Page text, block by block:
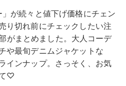
が続々と値下げ価格にチェン
り切れ前にチェックしたい注
がまとめました。大人コーデ
や最旬デニムジャケットな
インナップ。さっそく、お気
♡